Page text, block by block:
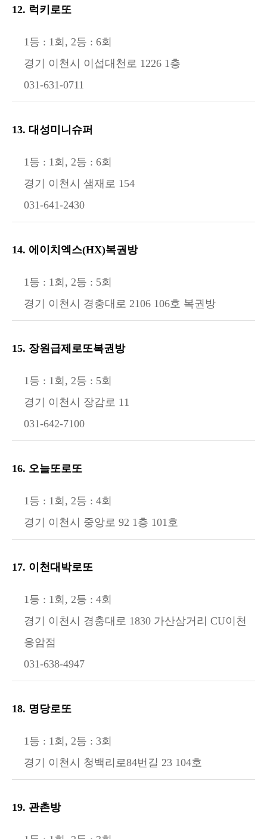
12. 럭키로또
1등 : 1회, 2등 : 6회
경기 이천시 이섭대천로 1226 1층
031-631-0711
13. 대성미니슈퍼
1등 : 1회, 2등 : 6회
경기 이천시 샘재로 154
031-641-2430
14. 에이치엑스(HX)복권방
1등 : 1회, 2등 : 5회
경기 이천시 경충대로 2106 106호 복권방
15. 장원급제로또복권방
1등 : 1회, 2등 : 5회
경기 이천시 장감로 11
031-642-7100
16. 오늘또로또
1등 : 1회, 2등 : 4회
경기 이천시 중앙로 92 1층 101호
17. 이천대박로또
1등 : 1회, 2등 : 4회
경기 이천시 경충대로 1830 가산삼거리 CU이천
응암점
031-638-4947
18. 명당로또
1등 : 1회, 2등 : 3회
경기 이천시 청백리로84번길 23 104호
19. 관촌방